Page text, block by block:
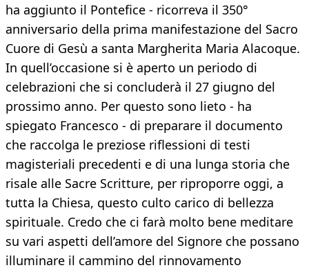
ha aggiunto il Pontefice - ricorreva il 350°
anniversario della prima manifestazione del Sacro
Cuore di Gesù a santa Margherita Maria Alacoque.
In quell’occasione si è aperto un periodo di
celebrazioni che si concluderà il 27 giugno del
prossimo anno. Per questo sono lieto - ha
spiegato Francesco - di preparare il documento
che raccolga le preziose riflessioni di testi
magisteriali precedenti e di una lunga storia che
risale alle Sacre Scritture, per riproporre oggi, a
tutta la Chiesa, questo culto carico di bellezza
spirituale. Credo che ci farà molto bene meditare
su vari aspetti dell’amore del Signore che possano
illuminare il cammino del rinnovamento